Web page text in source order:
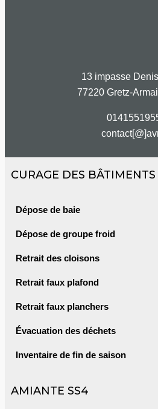
13 impasse
77220 Gretz-
CURAGE DES BÂTIMENTS
Dépose de baie
Dépose de groupe froid
Retrait des cloisons
Retrait faux plafond
Retrait faux planchers
Évacuation des déchets
Inventaire de fin de saison
AMIANTE SS4